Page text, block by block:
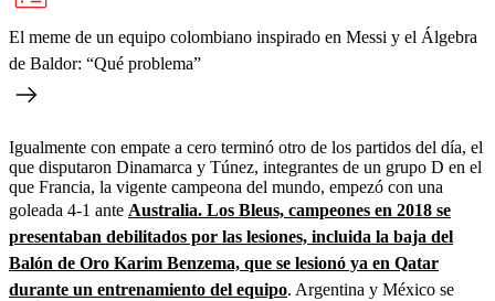
El meme de un equipo colombiano inspirado en Messi y el Álgebra
de Baldor: “Qué problema”
Igualmente con empate a cero terminó otro de los partidos del día, el
que disputaron Dinamarca y Túnez, integrantes de un grupo D en el
que Francia, la vigente campeona del mundo, empezó con una
goleada 4-1 ante Australia. Los Bleus, campeones en 2018 se
presentaban debilitados por las lesiones, incluida la baja del
Balón de Oro Karim Benzema, que se lesionó ya en Qatar
durante un entrenamiento del equipo. Argentina y México se